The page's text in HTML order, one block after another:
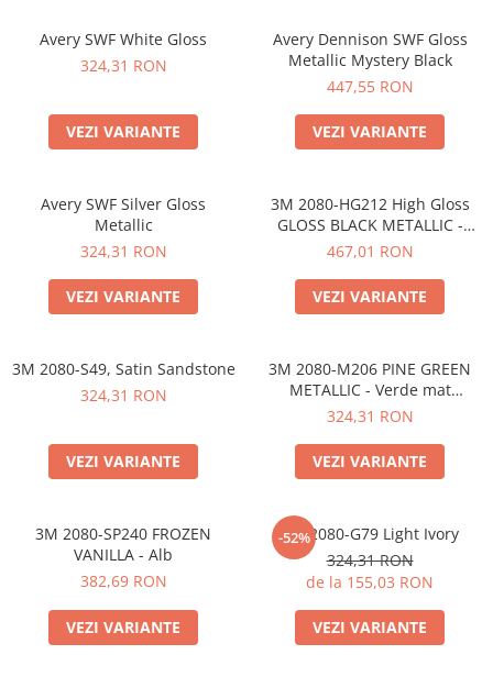
Avery SWF White Gloss
324,31 RON
VEZI VARIANTE
Avery Dennison SWF Gloss
Metallic Mystery Black
447,55 RON
VEZI VARIANTE
Avery SWF Silver Gloss
Metallic
324,31 RON
VEZI VARIANTE
3M 2080-HG212 High Gloss
GLOSS BLACK METALLIC -
Negru Metalizat Super Lucios
467,01 RON
VEZI VARIANTE
3M 2080-S49, Satin Sandstone
324,31 RON
VEZI VARIANTE
3M 2080-M206 PINE GREEN
METALLIC - Verde mat
metalizat
324,31 RON
VEZI VARIANTE
3M 2080-SP240 FROZEN
VANILLA - Alb
382,69 RON
VEZI VARIANTE
-52%
3M 2080-G79 Light Ivory
324,31 RON
de la 155,03 RON
VEZI VARIANTE